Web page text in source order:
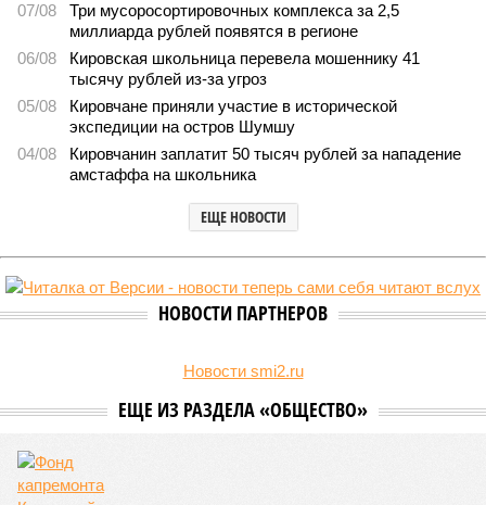
07/08
Три мусоросортировочных комплекса за 2,5
миллиарда рублей появятся в регионе
06/08
Кировская школьница перевела мошеннику 41
тысячу рублей из-за угроз
05/08
Кировчане приняли участие в исторической
экспедиции на остров Шумшу
04/08
Кировчанин заплатит 50 тысяч рублей за нападение
амстаффа на школьника
ЕЩЕ НОВОСТИ
НОВОСТИ ПАРТНЕРОВ
Новости smi2.ru
ЕЩЕ ИЗ РАЗДЕЛА «ОБЩЕСТВО»